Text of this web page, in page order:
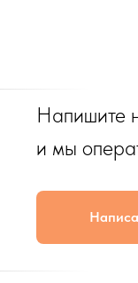
Напишите
и мы